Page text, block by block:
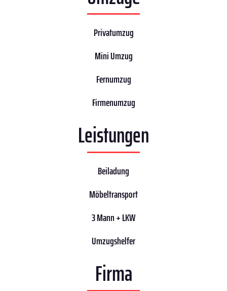
Privatumzug
Mini Umzug
Fernumzug
Firmenumzug
Leistungen
Beiladung
Möbeltransport
3 Mann + LKW
Umzugshelfer
Firma